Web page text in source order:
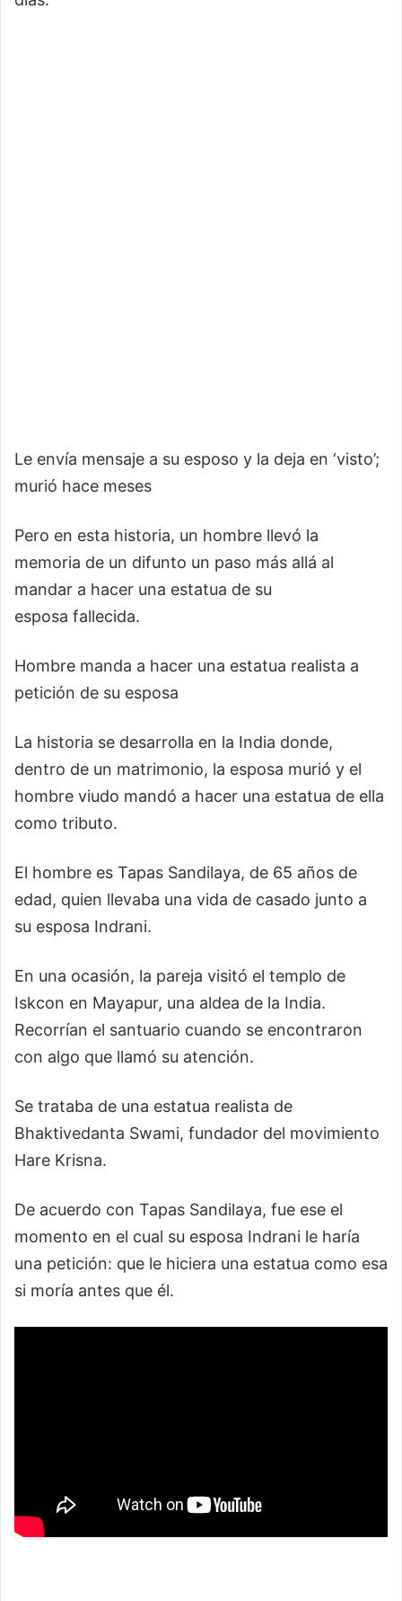
Le envía mensaje a su esposo y la deja en ‘visto’;
murió hace meses
Pero en esta historia, un hombre llevó la
memoria de un difunto un paso más allá al
mandar a hacer una estatua de su
esposa fallecida.
Hombre manda a hacer una estatua realista a
petición de su esposa
La historia se desarrolla en la India donde,
dentro de un matrimonio, la esposa murió y el
hombre viudo mandó a hacer una estatua de ella
como tributo.
El hombre es Tapas Sandilaya, de 65 años de
edad, quien llevaba una vida de casado junto a
su esposa Indrani.
En una ocasión, la pareja visitó el templo de
Iskcon en Mayapur, una aldea de la India.
Recorrían el santuario cuando se encontraron
con algo que llamó su atención.
Se trataba de una estatua realista de
Bhaktivedanta Swami, fundador del movimiento
Hare Krisna.
De acuerdo con Tapas Sandilaya, fue ese el
momento en el cual su esposa Indrani le haría
una petición: que le hiciera una estatua como esa
si moría antes que él.